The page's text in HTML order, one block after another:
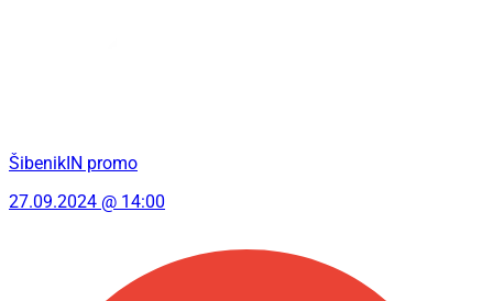
ŠibenikIN promo
27.09.2024 @ 14:00